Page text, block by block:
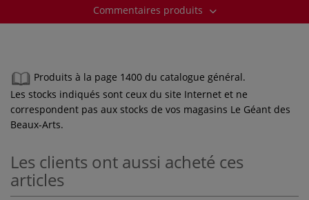
Commentaires produits
Produits à la page 1400 du catalogue général.
Les stocks indiqués sont ceux du site Internet et ne
correspondent pas aux stocks de vos magasins Le Géant des
Beaux-Arts.
Les clients ont aussi acheté ces
articles